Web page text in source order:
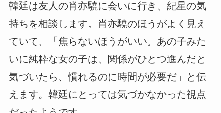
韓廷は友人の肖亦驍に会いに行き、紀星の気
持ちを相談します。肖亦驍のほうがよく見え
ていて、「焦らないほうがいい。あの子みた
いに純粋な女の子は、関係がひとつ進んだと
気づいたら、慣れるのに時間が必要だ」と伝
えます。韓廷にとっては気づかなかった視点